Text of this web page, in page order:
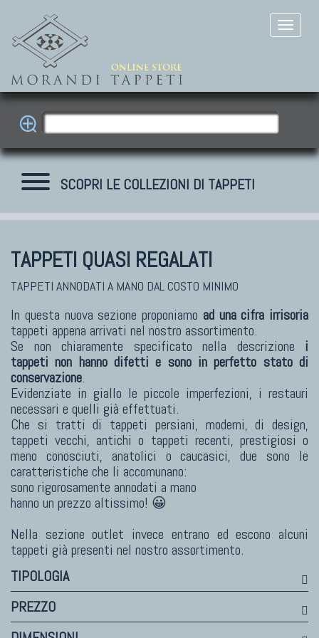
SCOPRI LE COLLEZIONI DI TAPPETI
TAPPETI MODERNI
Tibet Contemporanei
Himalayan
Bhadohi Moderni
Kala Laie
Reloaded
Tappeti Moderni Collezione Morandi
TAPPETI DI DESIGN D'ARTE
TAPPETI QUASI REGALATI
TAPPETI ANNODATI A MANO DAL COSTO MINIMO
In questa nuova sezione proponiamo ad una cifra irrisoria
tappeti appena arrivati nel nostro assortimento.
Se non chiaramente specificato nella descrizione i
tappeti non hanno difetti e sono in perfetto stato di
conservazione.
Evidenziate in giallo le piccole imperfezioni, i restauri
necessari e quelli già effettuati.
Che si tratti di tappeti persiani, moderni, di design,
tappeti vecchi, antichi o tappeti recenti, prestigiosi o
meno conosciuti, anatolici o caucasici, due sono le
caratteristiche che li accomunano:
sono rigorosamente annodati a mano
hanno un prezzo altissimo! 😀
Nella sezione outlet invece entrano ed escono alcuni
tappeti già presenti nel nostro assortimento.
TIPOLOGIA
PREZZO